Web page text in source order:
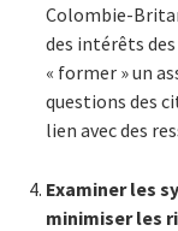
Colombie-
des intérêts
« former » un
questions des
lien avec des
Examiner les
minimiser les